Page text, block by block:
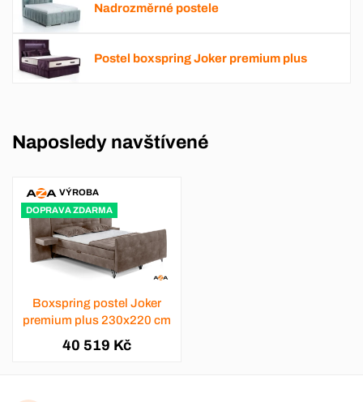
Nadrozměrné postele
Postel boxspring Joker premium plus
Naposledy navštívené
VÝROBA
DOPRAVA ZDARMA
Boxspring postel Joker
premium plus 230x220 cm
40 519 Kč